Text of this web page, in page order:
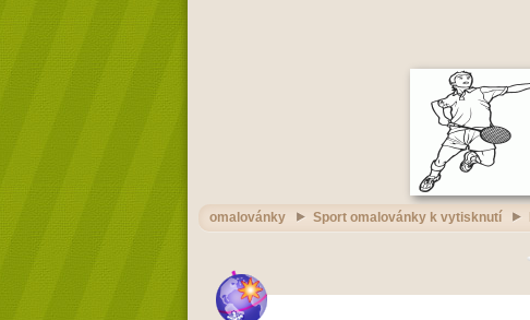
omalovánky Sport omalovánky k vytisknutí